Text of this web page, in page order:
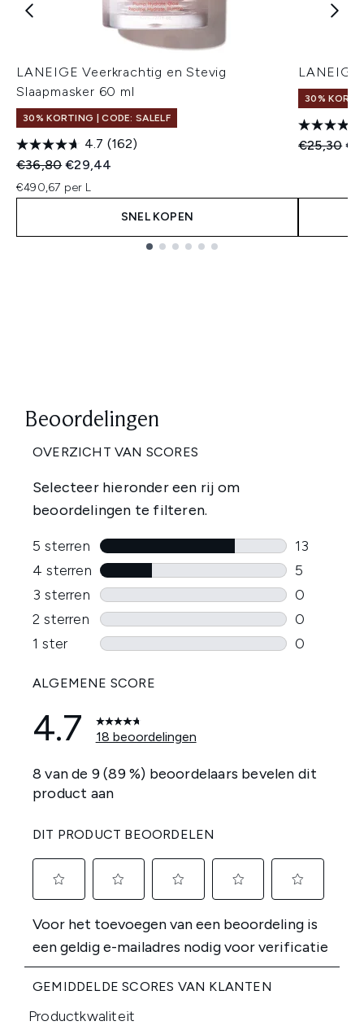
LANEIGE Veerkrachtig en Stevig
Slaapmasker 60 ml
30% KORTING | CODE: SALELF
4.7 (162)
Recommended Retail Price:
€36,80Huidige prijs:
€29,44
€490,67 per L
SNEL KOPEN
LANEIGE
30%
€25,30